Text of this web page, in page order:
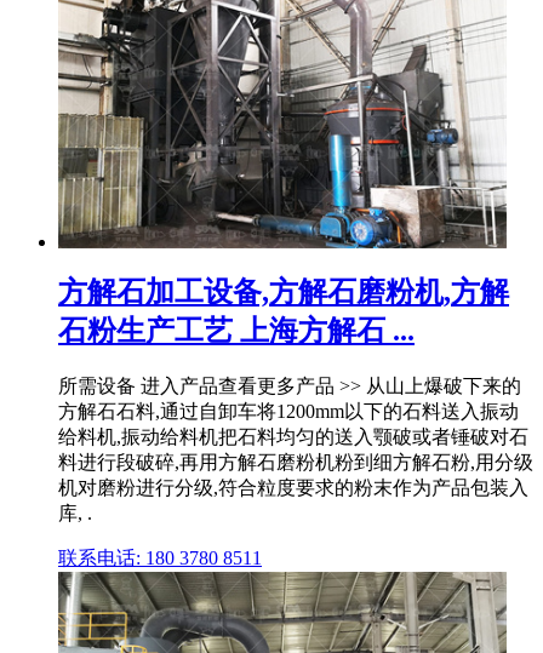
方解石加工设备,方解石磨粉机,方解
石粉生产工艺 上海方解石 ...
所需设备 进入产品查看更多产品 >> 从山上爆破下来的
方解石石料,通过自卸车将1200mm以下的石料送入振动
给料机,振动给料机把石料均匀的送入颚破或者锤破对石
料进行段破碎,再用方解石磨粉机粉到细方解石粉,用分级
机对磨粉进行分级,符合粒度要求的粉末作为产品包装入
库, .
联系电话: 180 3780 8511